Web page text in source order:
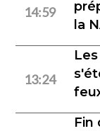
14:59
la
13:24
Fin